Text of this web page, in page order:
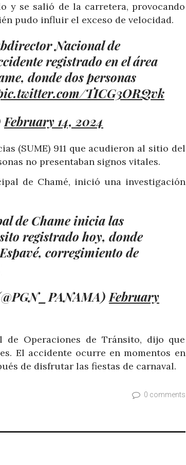
y se salió de la carretera, provocando
pudo influir el exceso de velocidad.
Nacional de
registrado en el área
donde dos personas
TICG3ORQvk
February 14, 2024
(SUME) 911 que acudieron al sitio del
no presentaban signos vitales.
de Chamé, inició una investigación
de Chame inicia las
registrado hoy, donde
corregimiento de
February
de Operaciones de Tránsito, dijo que
El accidente ocurre en momentos en
de disfrutar las fiestas de carnaval.
0 comments